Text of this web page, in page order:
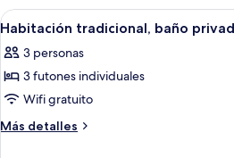
(Western
Style)
Abrir
todas
las
fotos
de
Habitación
Una
1
Habitación tradicional, baño
3 personas
3 futones individuales
Wifi gratuito
Más detalles
Más